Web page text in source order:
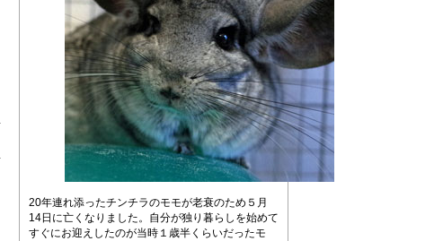
20年連れ添ったチンチラのモモが老衰のため５月
14日に亡くなりました。自分が独り暮らしを始めて
すぐにお迎えしたのが当時１歳半くらいだったモ